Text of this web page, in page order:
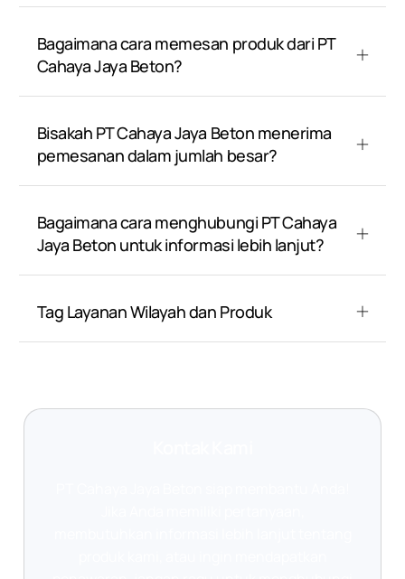
Bagaimana cara memesan produk dari PT
Cahaya Jaya Beton?
Bisakah PT Cahaya Jaya Beton menerima
pemesanan dalam jumlah besar?
Bagaimana cara menghubungi PT Cahaya
Jaya Beton untuk informasi lebih lanjut?
Tag Layanan Wilayah dan Produk